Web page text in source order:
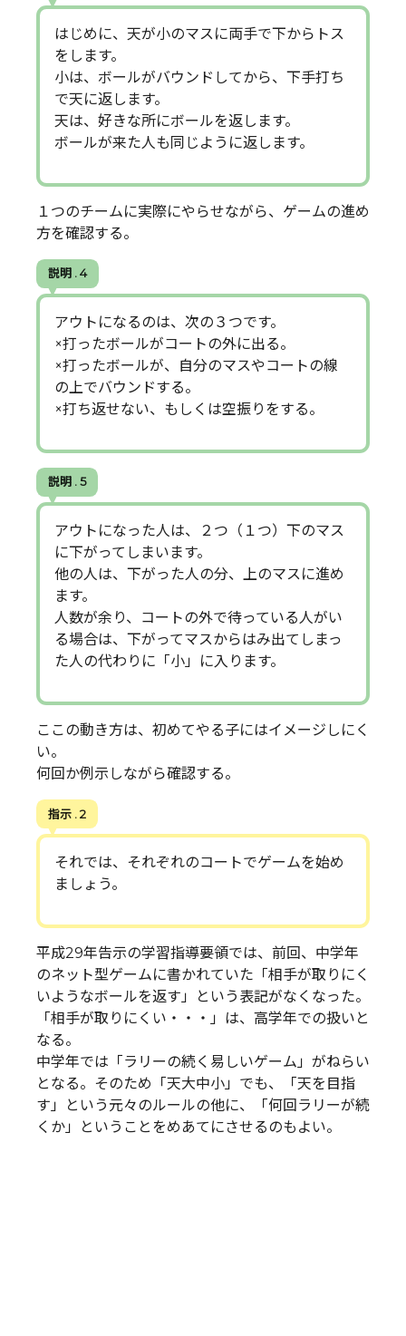
はじめに、天が小のマスに両手で下からトス
をします。
小は、ボールがバウンドしてから、下手打ち
で天に返します。
天は、好きな所にボールを返します。
ボールが来た人も同じように返します。
１つのチームに実際にやらせながら、ゲームの進め
方を確認する。
説明 . 4
アウトになるのは、次の３つです。
×打ったボールがコートの外に出る。
×打ったボールが、自分のマスやコートの線
の上でバウンドする。
×打ち返せない、もしくは空振りをする。
説明 . 5
アウトになった人は、２つ（１つ）下のマス
に下がってしまいます。
他の人は、下がった人の分、上のマスに進め
ます。
人数が余り、コートの外で待っている人がい
る場合は、下がってマスからはみ出てしまっ
た人の代わりに「小」に入ります。
ここの動き方は、初めてやる子にはイメージしにく
い。
何回か例示しながら確認する。
指示 . 2
それでは、それぞれのコートでゲームを始め
ましょう。
平成29年告示の学習指導要領では、前回、中学年
のネット型ゲームに書かれていた「相手が取りにく
いようなボールを返す」という表記がなくなった。
「相手が取りにくい・・・」は、高学年での扱いと
なる。
中学年では「ラリーの続く易しいゲーム」がねらい
となる。そのため「天大中小」でも、「天を目指
す」という元々のルールの他に、「何回ラリーが続
くか」ということをめあてにさせるのもよい。